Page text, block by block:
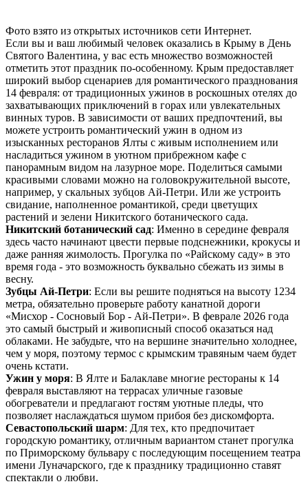
Фото взято из открытых источников сети Интернет.
Если вы и ваш любимый человек оказались в Крыму в День
Святого Валентина, у вас есть множество возможностей
отметить этот праздник по-особенному. Крым предоставляет
широкий выбор сценариев для романтического празднования
14 февраля: от традиционных ужинов в роскошных отелях до
захватывающих приключений в горах или увлекательных
винных туров. В зависимости от ваших предпочтений, вы
можете устроить романтический ужин в одном из
изысканных ресторанов Ялты с живым исполнением или
насладиться ужином в уютном прибрежном кафе с
панорамным видом на лазурное море. Поделиться самыми
красивыми словами можно на головокружительной высоте,
например, у скальных зубцов Ай-Петри. Или же устроить
свидание, наполненное романтикой, среди цветущих
растений и зелени Никитского ботанического сада.
Никитский ботанический сад: Именно в середине февраля
здесь часто начинают цвести первые подснежники, крокусы и
даже ранняя жимолость. Прогулка по «Райскому саду» в это
время года - это возможность буквально сбежать из зимы в
весну.
Зубцы Ай-Петри: Если вы решите подняться на высоту 1234
метра, обязательно проверьте работу канатной дороги
«Мисхор - Сосновый Бор - Ай-Петри». В феврале 2026 года
это самый быстрый и живописный способ оказаться над
облаками. Не забудьте, что на вершине значительно холоднее,
чем у моря, поэтому термос с крымским травяным чаем будет
очень кстати.
Ужин у моря: В Ялте и Балаклаве многие рестораны к 14
февраля выставляют на террасах уличные газовые
обогреватели и предлагают гостям уютные пледы, что
позволяет наслаждаться шумом прибоя без дискомфорта.
Севастопольский шарм: Для тех, кто предпочитает
городскую романтику, отличным вариантом станет прогулка
по Приморскому бульвару с последующим посещением театра
имени Луначарского, где к празднику традиционно ставят
спектакли о любви.